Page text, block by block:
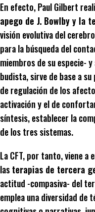
En efecto, Paul Gilbert
apego de J. Bowlby y la
visión evolutiva del
para la búsqueda del
miembros de su especie-
budista, sirve de base a
de regulación de los
activación y el de
síntesis, establecer la
de los tres sistemas.
La CFT, por tanto, viene a
lasterapias de tercera
actitud -compasiva- del
emplea una diversidad de